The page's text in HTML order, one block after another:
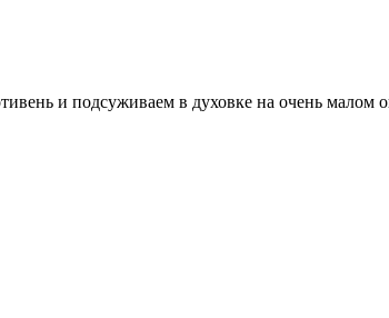
и подсуживаем в духовке на очень малом